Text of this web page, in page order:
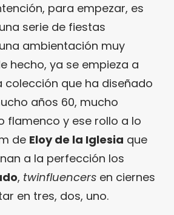
para empezar, es
serie de fiestas
ambientación muy
hecho, ya se empieza a
colección que ha diseñado
años 60, mucho
flamenco y ese rollo a lo
de Eloy de la Iglesia que
a la perfección los
, twinfluencers en ciernes
en tres, dos, uno.